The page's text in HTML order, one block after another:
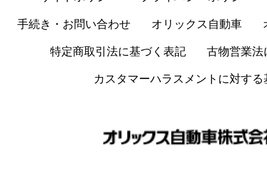
手続き・お問い合わせ オリックス自動車
特定商取引法に基づく表記 古物営業法
カスタマーハラスメントに対する